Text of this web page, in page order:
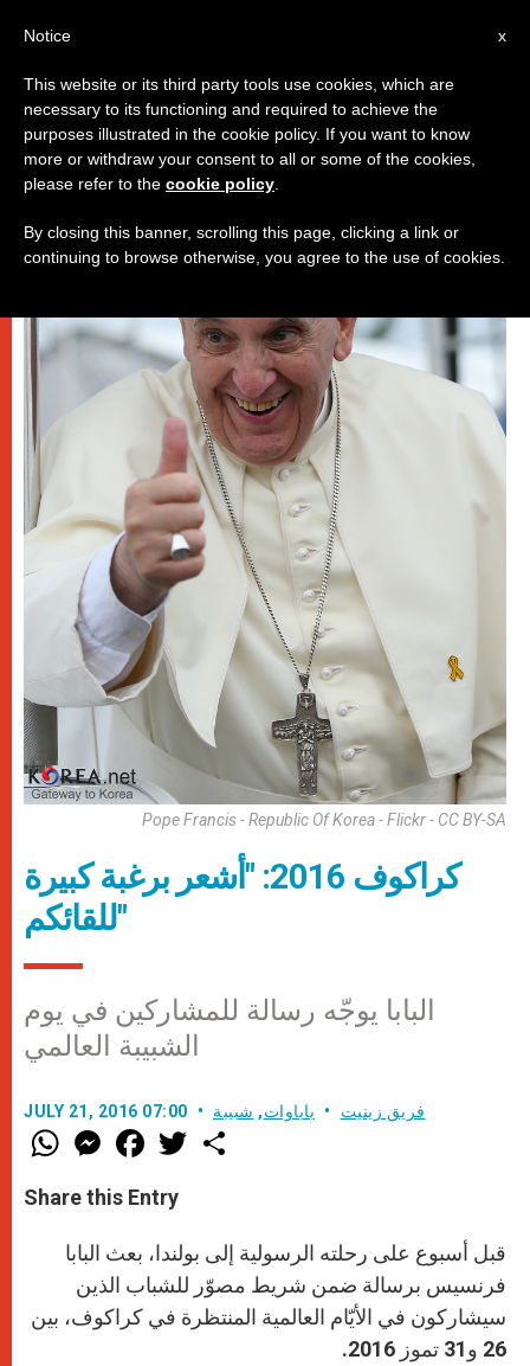
باباوات,شبيبة
Pope Francis - Republic Of Korea - Flickr - CC BY-SA
كراكوف 2016: "أشعر برغبة كبيرة
للقائكم"
البابا يوجّه رسالة للمشاركين في يوم
الشبيبة العالمي
JULY 21, 2016 07:00 فريق زينيت باباوات, شبيبة
W
h
t
s
p
p
M
e
s
e
g
e
r
F
a
e
b
o
k
w
Share this Entry
قبل أسبوع على رحلته الرسولية إلى بولندا، بعث البابا
فرنسيس برسالة ضمن شريط مصوّر للشباب الذين
سيشاركون في الأيّام العالمية المنتظرة في كراكوف، بين
26 و31 تموز 2016.
x
Notice
This website or its third party tools use cookies, which are
necessary to its functioning and required to achieve the
purposes illustrated in the cookie policy. If you want to know
more or withdraw your consent to all or some of the cookies,
please refer to the cookie policy
By closing this banner, scrolling this page, clicking a link or
continuing to browse otherwise, you agree to the use of cookies.